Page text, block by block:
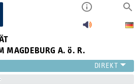
MAGDEBURG A. ö. R.